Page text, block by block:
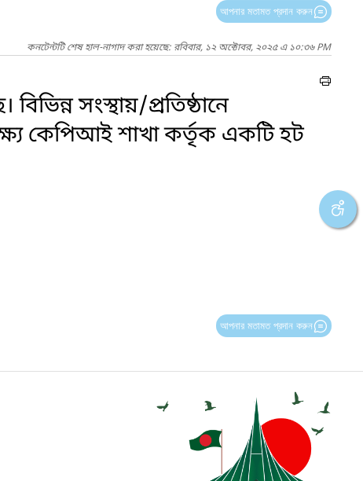
আপনার মতামত প্রদান করুন
কনটেন্টটি শেষ হাল-নাগাদ করা হয়েছে: রবিবার, ১২ অক্টোবর, ২০২৫ এ ১০:৩৬ PM
সংস্থায়/প্রতিষ্ঠানে
কেপিআই শাখা কর্তৃক একটি হট
আপনার মতামত প্রদান করুন